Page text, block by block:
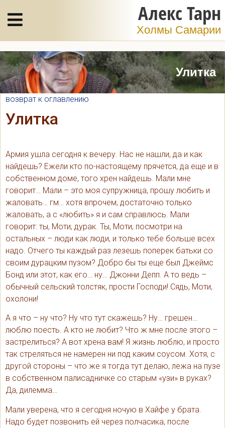
Алекс Тарн
Холмы Самарии
Улитка
возврат к оглавлению
Улитка
Армия ушла сегодня к вечеру. Нас не нашли, да и как
найдешь? Ежели кто по-настоящему прячется, да еще и в
собственном доме, того хрен найдешь. Мали мне
говорит… Мали – это моя супружница, прошу любить и
жаловать… гм… хотя впрочем, достаточно только
жаловать, а с «любить» я и сам справлюсь. Мали
говорит: ты, Моти, дурак. Ты, Моти, посмотри на
остальных – люди как люди, и только тебе больше всех
надо. Отчего ты каждый раз лезешь поперек батьки со
своим дурацким пузом? Добро бы ты еще был Джеймс
Бонд или этот, как его… ну… Джонни Депп. А то ведь –
обычный сельский толстяк, прости Господи! Сядь, Моти,
охолони!
А я что – ну что? Ну что тут скажешь? Ну… грешен…
люблю поесть. А кто не любит? Что ж мне после этого –
застрелиться? А вот хрена вам! Я жизнь люблю, и просто
так стреляться не намерен ни под каким соусом. Хотя, с
другой стороны – что же я тогда тут делаю, лежа на пузе
в собственном палисадничке со старым «узи» в руках?
Да, дилемма…
Мали уверена, что я сегодня ночую в Хайфе у брата.
Надо будет позвонить ей через полчасика, после